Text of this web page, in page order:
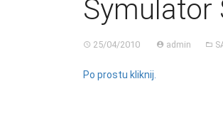
Symulator
25/04/2010 admin
Po prostu kliknij.